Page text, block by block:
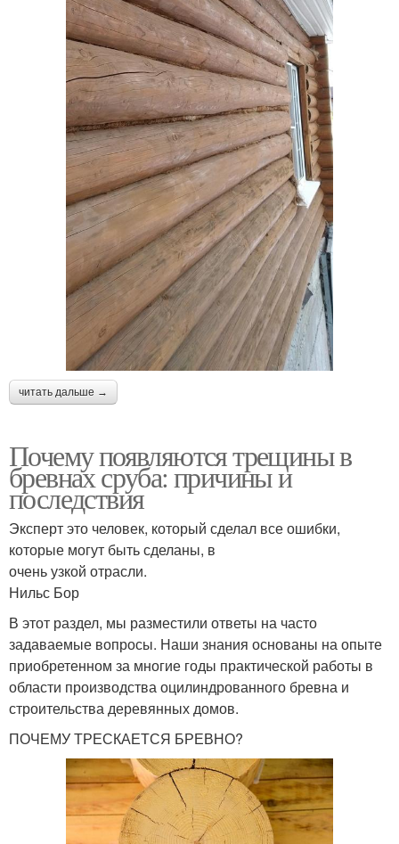
читать дальше →
Почему появляются трещины в
бревнах сруба: причины и
последствия
Эксперт это человек, который сделал все ошибки,
которые могут быть сделаны, в
очень узкой отрасли.
Нильс Бор
В этот раздел, мы разместили ответы на часто
задаваемые вопросы. Наши знания основаны на опыте
приобретенном за многие годы практической работы в
области производства оцилиндрованного бревна и
строительства деревянных домов.
ПОЧЕМУ ТРЕСКАЕТСЯ БРЕВНО?